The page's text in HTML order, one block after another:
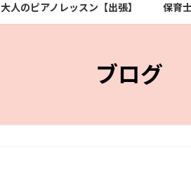
大人のピアノレッスン【出張】 保育
ブログ